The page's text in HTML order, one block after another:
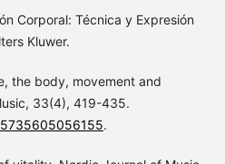
Corporal: Técnica y Expresión
Kluwer.
the body, movement and
33(4), 419-435.
.